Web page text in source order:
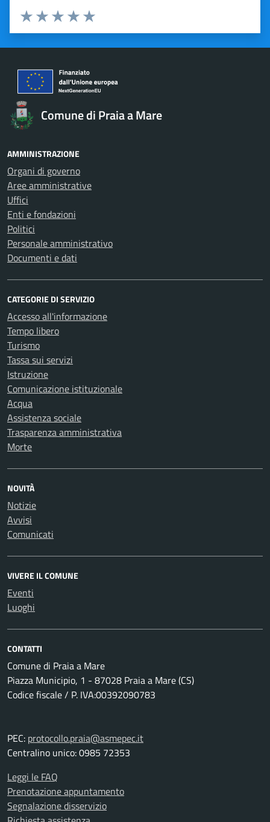
Valuta 5 stelle su 5
Valuta 4 stelle su 5
Valuta 3 stelle su 5
Valuta 2 stelle su 5
Valuta 1 stelle su 5
Comune di Praia a Mare
AMMINISTRAZIONE
Organi di governo
Aree amministrative
Uffici
Enti e fondazioni
Politici
Personale amministrativo
Documenti e dati
CATEGORIE DI SERVIZIO
Accesso all'informazione
Tempo libero
Turismo
Tassa sui servizi
Istruzione
Comunicazione istituzionale
Acqua
Assistenza sociale
Trasparenza amministrativa
Morte
NOVITÀ
Notizie
Avvisi
Comunicati
VIVERE IL COMUNE
Eventi
Luoghi
CONTATTI
Comune di Praia a Mare
Piazza Municipio, 1 - 87028 Praia a Mare (CS)
Codice fiscale / P. IVA:00392090783
PEC: protocollo.praia@asmepec.it
Centralino unico: 0985 72353
Leggi le FAQ
Prenotazione appuntamento
Segnalazione disservizio